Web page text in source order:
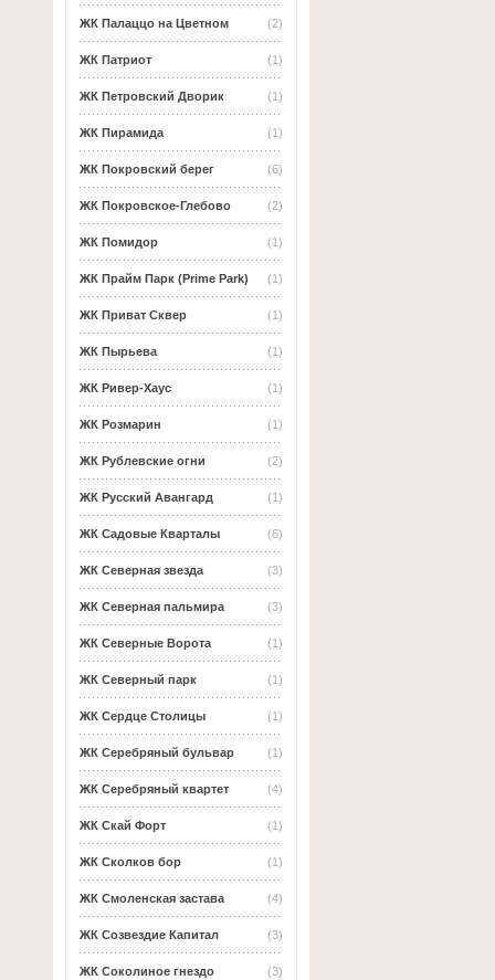
(2)
ЖК Палаццо на Цветном
(1)
ЖК Патриот
(1)
ЖК Петровский Дворик
(1)
ЖК Пирамида
(6)
ЖК Покровский берег
(2)
ЖК Покровское-Глебово
(1)
ЖК Помидор
(1)
ЖК Прайм Парк (Prime Park)
(1)
ЖК Приват Сквер
(1)
ЖК Пырьева
(1)
ЖК Ривер-Хаус
(1)
ЖК Розмарин
(2)
ЖК Рублевские огни
(1)
ЖК Русский Авангард
(6)
ЖК Садовые Кварталы
(3)
ЖК Северная звезда
(3)
ЖК Северная пальмира
(1)
ЖК Северные Ворота
(1)
ЖК Северный парк
(1)
ЖК Сердце Столицы
(1)
ЖК Серебряный бульвар
(4)
ЖК Серебряный квартет
(1)
ЖК Скай Форт
(1)
ЖК Сколков бор
(4)
ЖК Смоленская застава
(3)
ЖК Созвездие Капитал
(3)
ЖК Соколиное гнездо